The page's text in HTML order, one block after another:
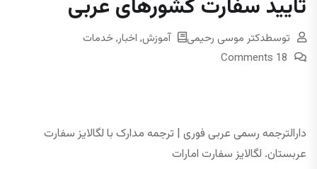
تأیید سفارت کشورهای عربی
توسطدکتر موسی رحیمی آموزش, اخبار,خدمات
18 Comments
دارالترجمه رسمی عربی فوری | ترجمه مدارک با لگالایز سفارت
عربستان. لگالایز سفارت امارات